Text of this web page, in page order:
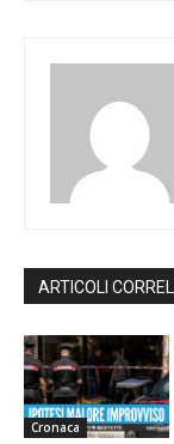
ARTICOLI
Cronaca